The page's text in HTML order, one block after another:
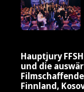
Hauptjury
und die
Finnland,